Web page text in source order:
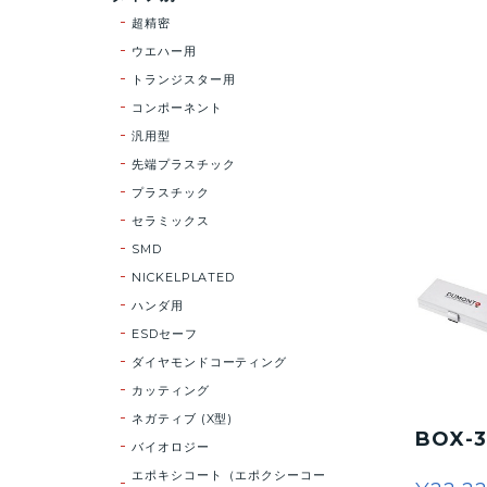
BOX-
超精密
ウエハー用
トランジスター用
コンポーネント
汎用型
先端プラスチック
プラスチック
セラミックス
SMD
NICKELPLATED
ハンダ用
ESDセーフ
ダイヤモンドコーティング
カッティング
ネガティブ (X型)
バイオロジー
エポキシコート（エポクシーコー